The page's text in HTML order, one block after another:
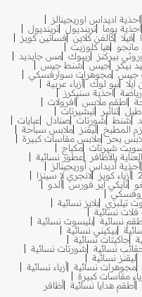
احذية اديداس اوريجينالز
احذية بوما ترينديول ترينديول
فيلا كالفن كلاين فساتين كويز
مانجو
هيا كلوزيت
بيركنز ريبوك مس جايديد
بيكر جيس
شنط جيس
جيس مجوهرات سوارفسكي
نيو لوك أزياء عربية
احذية سنيكرز
اطقم ملابس
افرولات
تنانير
تيشيرتات
شنط شورتات صنادل
عبايات
المطبخ ليقنز
ملابس سباحة
بحر ملابس مقاسات كبيرة
شيرتات مكياج
العناية بالأظافر
عطور نسائية
أحذية أديداس أوريجينالز
أزياء كويز
لانجري لا سينزا
نايكي اير فورس ألدو
تيلبري بلايز نسائية
فلات نسائية
نسائية بليسوت نسائية
بيكيني نسائية
جاكيتات نسائية
نسائية
شورتات نسائية
ليقنز نسائية
مجوهرات نسائية أزياء نسائية
مقاسات كبيرة
أطقم هدايا نسائية أظافر